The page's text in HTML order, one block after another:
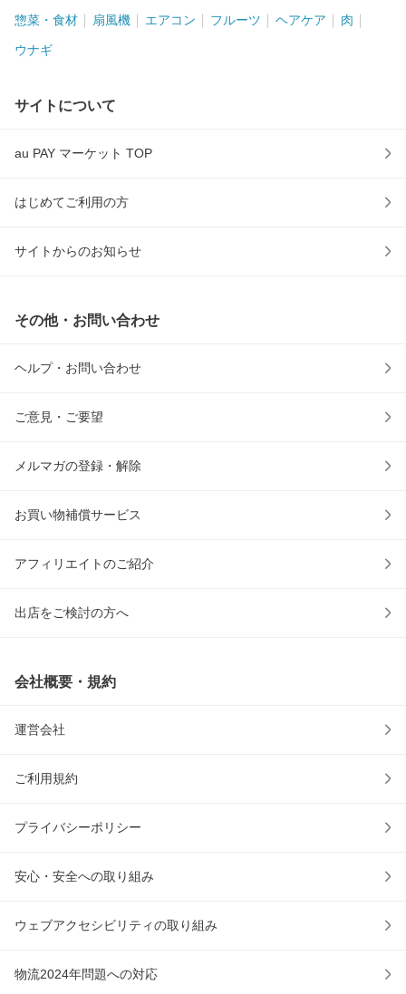
惣菜・食材 扇風機 エアコン フルーツ ヘアケア 肉
ウナギ
サイトについて
au PAY マーケット TOP
はじめてご利用の方
サイトからのお知らせ
その他・お問い合わせ
ヘルプ・お問い合わせ
ご意見・ご要望
メルマガの登録・解除
お買い物補償サービス
アフィリエイトのご紹介
出店をご検討の方へ
会社概要・規約
運営会社
ご利用規約
プライバシーポリシー
安心・安全への取り組み
ウェブアクセシビリティの取り組み
物流2024年問題への対応